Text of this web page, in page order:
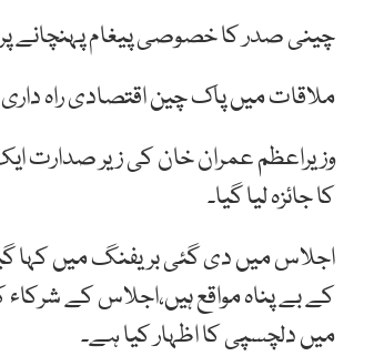
چینی صدر کا خصوصی پیغام پہنچانے
ملاقات میں پاک چین اقتصادی راہ داری
وزیراعظم عمران خان کی زیر صدارت
کا جائزہ لیا گیا۔
اجلاس میں دی گئی بریفنگ میں کہا
کے بے پناہ مواقع ہیں،اجلاس کے شرکاء
میں دلچسپی کا اظہار کیا ہے۔